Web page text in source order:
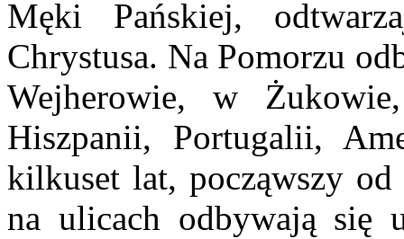
Męki Pańskiej,
Chrystusa. Na Pomorzu
Wejherowie, w
Hiszpanii, Portugalii,
kilkuset lat, począwszy
na ulicach odbywają się